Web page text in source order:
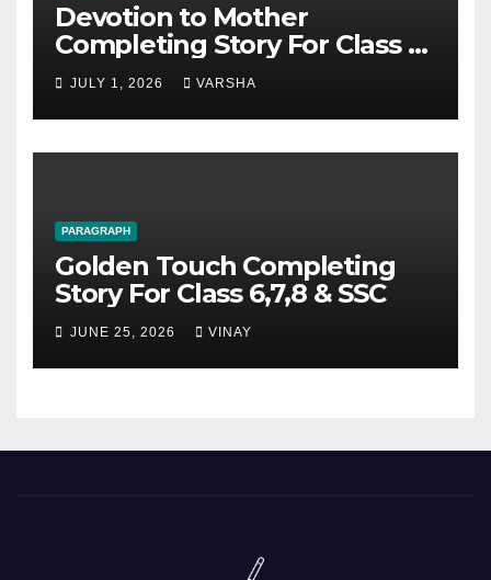
Devotion to Mother
Completing Story For Class 6,
7, 8, 9, SSC
JULY 1, 2026 VARSHA
PARAGRAPH
Golden Touch Completing
Story For Class 6,7,8 & SSC
JUNE 25, 2026 VINAY